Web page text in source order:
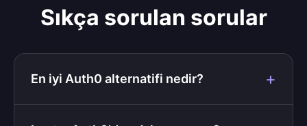
Sıkça sorulan sorular
En iyi Auth0 alternatifi nedir?